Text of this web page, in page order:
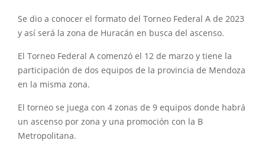
Se dio a conocer el formato del Torneo Federal A de 2023
y así será la zona de Huracán en busca del ascenso.
El Torneo Federal A comenzó el 12 de marzo y tiene la
participación de dos equipos de la provincia de Mendoza
en la misma zona.
El torneo se juega con 4 zonas de 9 equipos donde habrá
un ascenso por zona y una promoción con la B
Metropolitana.